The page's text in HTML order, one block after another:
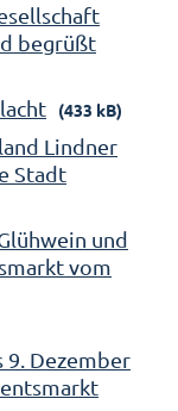
begrüßt
(433 kB)
Lindner
Stadt
und
vom
9. Dezember